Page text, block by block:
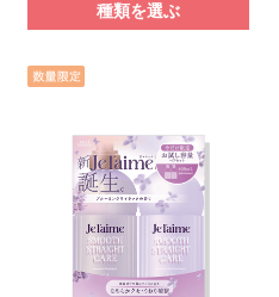
種類を選ぶ